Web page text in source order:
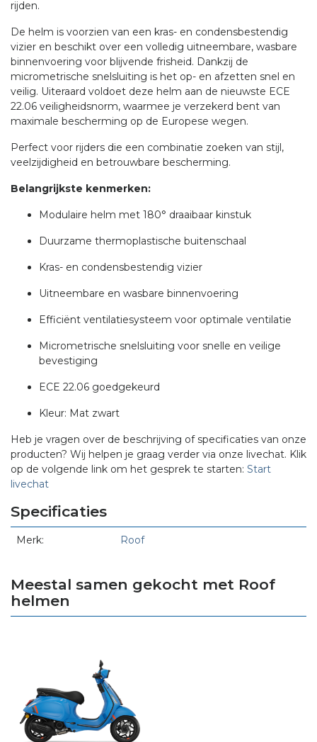
rijden.
De helm is voorzien van een kras- en condensbestendig
vizier en beschikt over een volledig uitneembare, wasbare
binnenvoering voor blijvende frisheid. Dankzij de
micrometrische snelsluiting is het op- en afzetten snel en
veilig. Uiteraard voldoet deze helm aan de nieuwste ECE
22.06 veiligheidsnorm, waarmee je verzekerd bent van
maximale bescherming op de Europese wegen.
Perfect voor rijders die een combinatie zoeken van stijl,
veelzijdigheid en betrouwbare bescherming.
Belangrijkste kenmerken:
Modulaire helm met 180° draaibaar kinstuk
Duurzame thermoplastische buitenschaal
Kras- en condensbestendig vizier
Uitneembare en wasbare binnenvoering
Efficiënt ventilatiesysteem voor optimale ventilatie
Micrometrische snelsluiting voor snelle en veilige
bevestiging
ECE 22.06 goedgekeurd
Kleur: Mat zwart
Heb je vragen over de beschrijving of specificaties van onze
producten? Wij helpen je graag verder via onze livechat. Klik
op de volgende link om het gesprek te starten: Start
livechat
Specificaties
Merk: Roof
Meestal samen gekocht met Roof
helmen